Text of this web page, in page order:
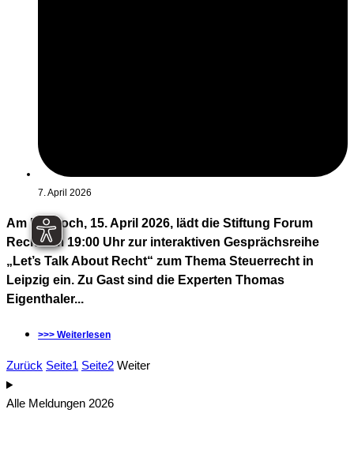
7. April 2026
Am Mittwoch, 15. April 2026, lädt die Stiftung Forum
Recht um 19:00 Uhr zur interaktiven Gesprächsreihe
„Let’s Talk About Recht“ zum Thema Steuerrecht in
Leipzig ein. Zu Gast sind die Experten Thomas
Eigenthaler...
>>> Weiterlesen
Zurück Seite1 Seite2 Weiter
Alle Meldungen 2026